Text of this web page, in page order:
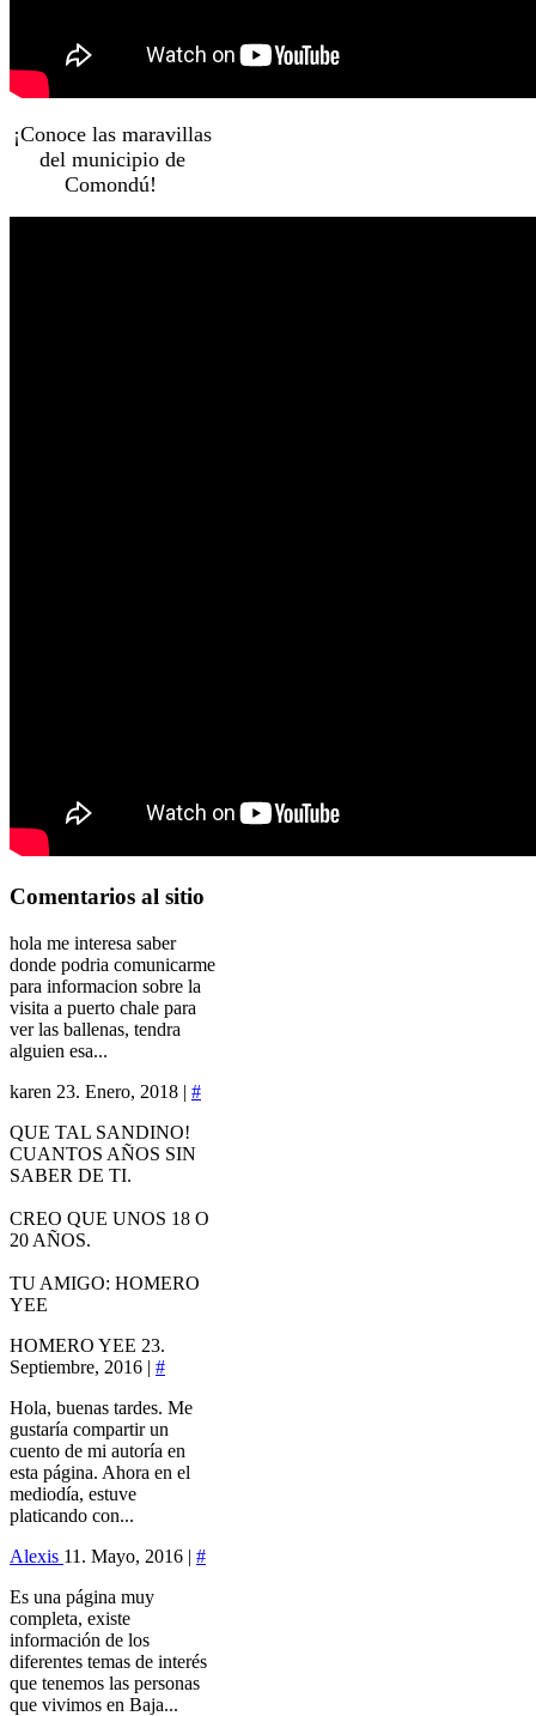
¡Conoce las maravillas
del municipio de
Comondú!
Comentarios al sitio
hola me interesa saber
donde podria comunicarme
para informacion sobre la
visita a puerto chale para
ver las ballenas, tendra
alguien esa...
karen 23. Enero, 2018 | #
QUE TAL SANDINO!
CUANTOS AÑOS SIN
SABER DE TI.
CREO QUE UNOS 18 O
20 AÑOS.
TU AMIGO: HOMERO
YEE
HOMERO YEE 23.
Septiembre, 2016 | #
Hola, buenas tardes. Me
gustaría compartir un
cuento de mi autoría en
esta página. Ahora en el
mediodía, estuve
platicando con...
Alexis 11. Mayo, 2016 | #
Es una página muy
completa, existe
información de los
diferentes temas de interés
que tenemos las personas
que vivimos en Baja...